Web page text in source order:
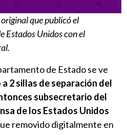
que publicó el
Estados Unidos con el
de Estado se ve
2 sillas de separación del
subsecretario del
de los Estados Unidos
removido digitalmente en